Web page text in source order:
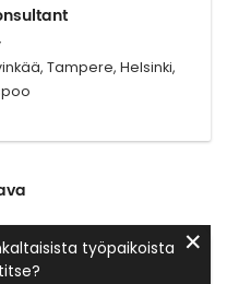
Tampere, Helsinki,
työpaikoista ✕